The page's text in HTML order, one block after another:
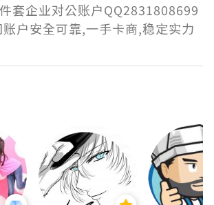
套企业对公账户QQ2831808699
户安全可靠,一手卡商,稳定实力